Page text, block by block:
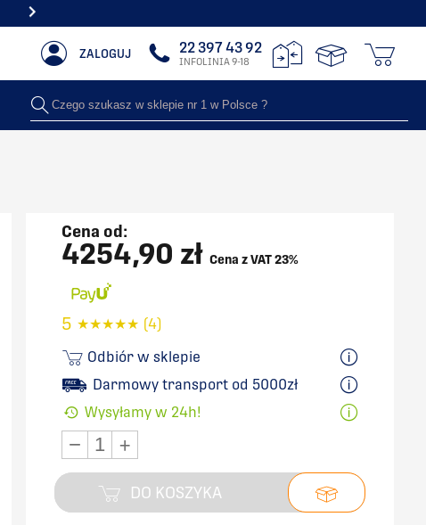
ZALOGUJ 22 397 43 92
INFOLINIA 9-18
Czego szukasz w sklepie nr 1 w Polsce ?
Cena od:
4254,90 zł Cena z VAT 23%
5 ★★★★★ (4)
Odbiór w sklepie
Darmowy transport od 5000zł
Wysyłamy w 24h!
− +
DO KOSZYKA